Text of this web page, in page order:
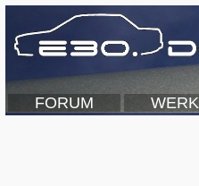
FORUM